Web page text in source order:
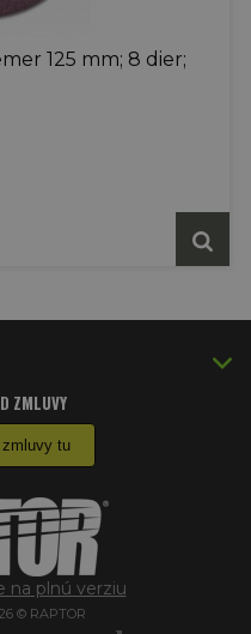
125 mm; 8 dier;
ZMLUVY
tu
na plnú verziu
© RAPTOR